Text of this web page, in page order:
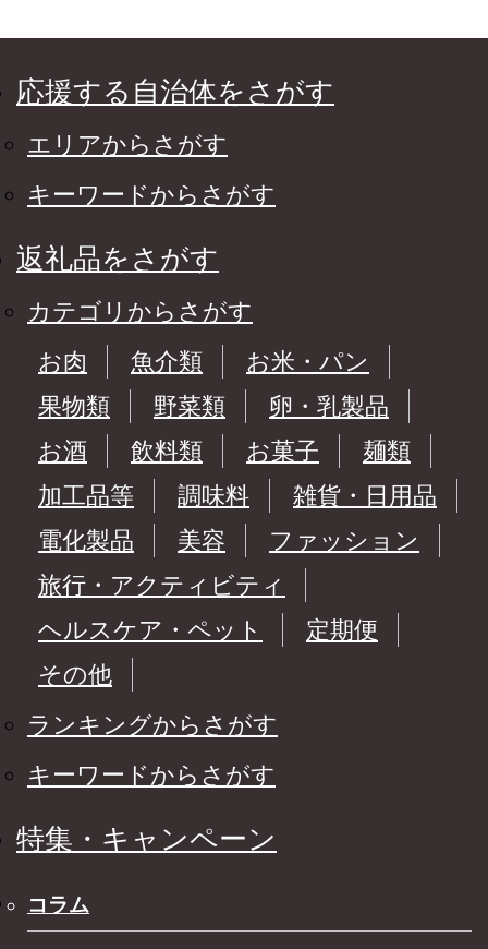
応援する自治体をさがす
エリアからさがす
キーワードからさがす
返礼品をさがす
カテゴリからさがす
お肉
魚介類
お米・パン
果物類
野菜類
卵・乳製品
お酒
飲料類 お菓子
麺類
加工品等
調味料
雑貨・日用品
電化製品
美容
ファッション
旅行・アクティビティ
ヘルスケア・ペット
定期便
その他
ランキングからさがす
キーワードからさがす
特集・キャンペーン
コラム